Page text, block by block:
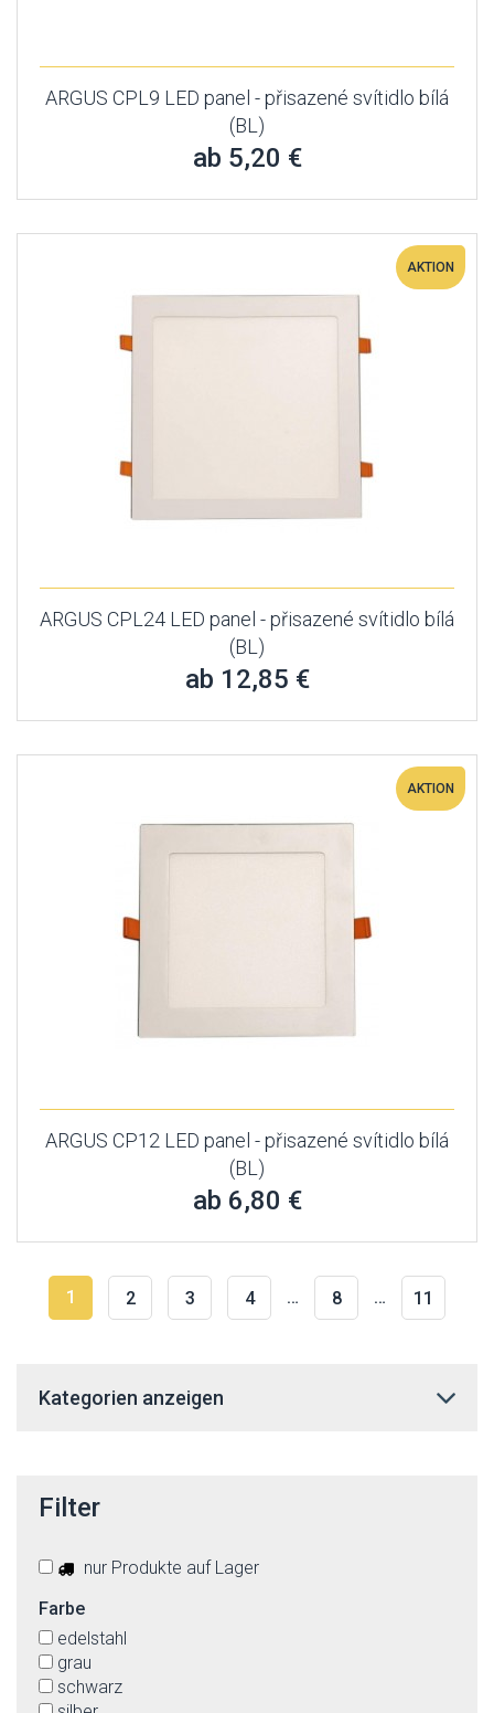
ARGUS CPL9 LED panel - přisazené svítidlo bílá
(BL)
ab 5,20 €
AKTION
ARGUS CPL24 LED panel - přisazené svítidlo bílá
(BL)
ab 12,85 €
AKTION
ARGUS CP12 LED panel - přisazené svítidlo bílá
(BL)
ab 6,80 €
1 2 3 4 … 8 … 11
Kategorien anzeigen
Filter
nur Produkte auf Lager
Farbe
edelstahl
grau
schwarz